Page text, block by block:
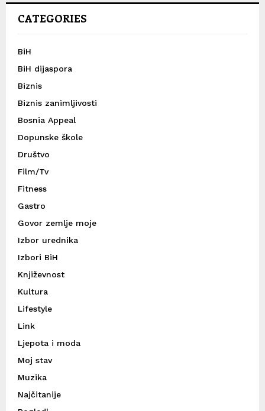
CATEGORIES
BiH
BiH dijaspora
Biznis
Biznis zanimljivosti
Bosnia Appeal
Dopunske škole
Društvo
Film/Tv
Fitness
Gastro
Govor zemlje moje
Izbor urednika
Izbori BiH
Književnost
Kultura
Lifestyle
Link
Ljepota i moda
Moj stav
Muzika
Najčitanije